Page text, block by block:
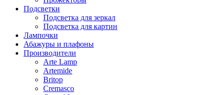
Подсветки
Подсветка для зеркал
Подсветка для картин
Лампочки
Абажуры и плафоны
Производители
Arte Lamp
Artemide
Britop
Cremasco